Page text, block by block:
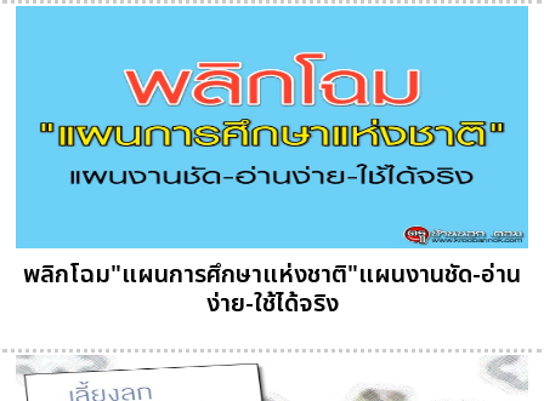
พลิกโฉม"แผนการศึกษาแห่งชาติ"แผนงานชัด-อ่าน
ง่าย-ใช้ได้จริง